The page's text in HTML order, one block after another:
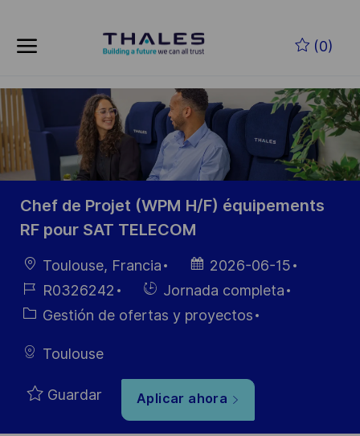
(0)
-
Chef de Projet (WPM H/F) équipements
RF pour SAT TELECOM
Ubicación
Toulouse, Francia
Fecha de
publicación
2026-06-15
ID de
empleo
R0326242
Hiring
Type
Jornada completa
Categoría
Gestión de ofertas y proyectos
Toulouse
Guardar Aplicar ahora